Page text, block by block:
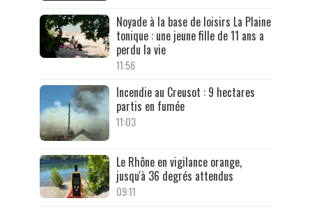
Noyade à la base de loisirs La Plaine
tonique : une jeune fille de 11 ans a
perdu la vie
11:56
Incendie au Creusot : 9 hectares
partis en fumée
11:03
Le Rhône en vigilance orange,
jusqu'à 36 degrés attendus
09:11